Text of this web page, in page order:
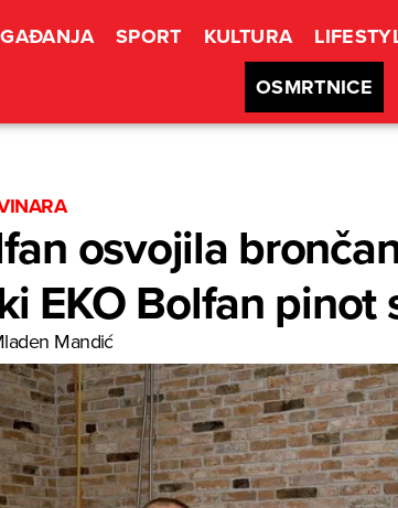
SPORT KULTURA
OSMRTNICE
osvojila
EKO Bolfan pinot
Mandić